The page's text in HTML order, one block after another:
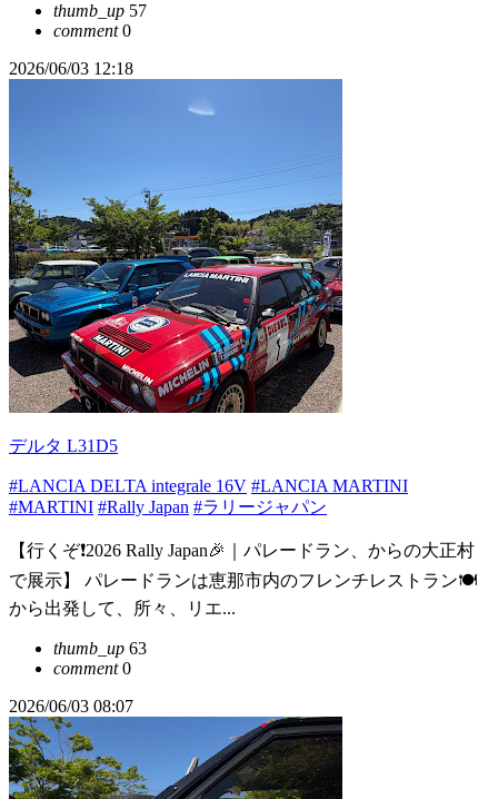
thumb_up 57
comment0
2026/06/03 12:18
デルタ L31D5
#LANCIA DELTA integrale 16V #LANCIA MARTINI
#MARTINI #Rally Japan #ラリージャパン
【行くぞ❗️2026 Rally Japan🎉｜パレードラン、からの大正村
で展示】 パレードランは恵那市内のフレンチレストラン🍽️
から出発して、所々、リエ...
thumb_up 63
comment0
2026/06/03 08:07